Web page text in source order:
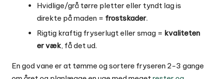
Hvidlige/grå tørre pletter eller tyndt lag is
direkte på maden = frostskader.
Rigtig kraftig fryserlugt eller smag = kvaliteten
er væk, få det ud.
En god vane er at tømme og sortere fryseren 2-3 gange